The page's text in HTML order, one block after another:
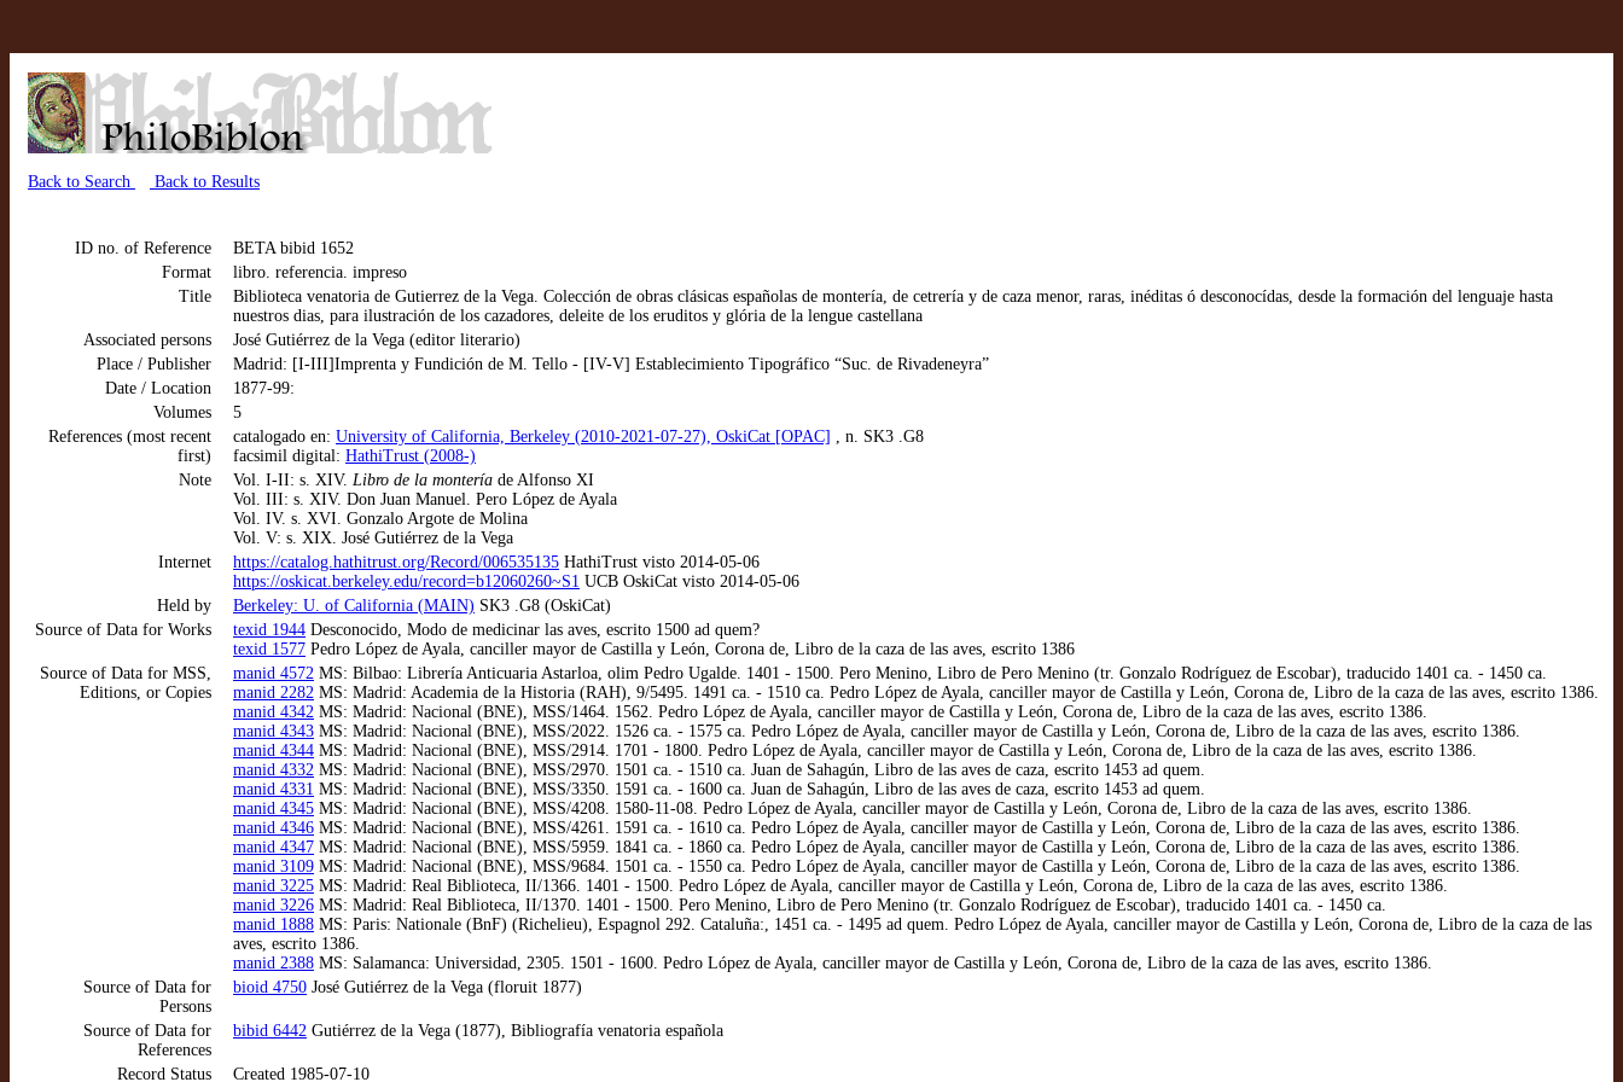
Back to Search Back to Results
ID no. of Reference
BETA bibid 1652
Format
libro. referencia. impreso
Title
Biblioteca venatoria de Gutierrez de la Vega. Colección de obras clásicas españolas de montería, de cetrería y de caza menor, raras, inéditas ó desconocídas, desde la formación del lenguaje hasta
nuestros dias, para ilustración de los cazadores, deleite de los eruditos y glória de la lengue castellana
Associated persons
José Gutiérrez de la Vega (editor literario)
Place / Publisher
Madrid: [I-III]Imprenta y Fundición de M. Tello - [IV-V] Establecimiento Tipográfico “Suc. de Rivadeneyra”
Date / Location
1877-99:
Volumes
5
References (most recent
first)
catalogado en: University of California, Berkeley (2010-2021-07-27), OskiCat [OPAC] , n. SK3 .G8
facsimil digital: HathiTrust (2008-)
Note
Vol. I-II: s. XIV. Libro de la montería de Alfonso XI
Vol. III: s. XIV. Don Juan Manuel. Pero López de Ayala
Vol. IV. s. XVI. Gonzalo Argote de Molina
Vol. V: s. XIX. José Gutiérrez de la Vega
Internet
https://catalog.hathitrust.org/Record/006535135 HathiTrust visto 2014-05-06
https://oskicat.berkeley.edu/record=b12060260~S1 UCB OskiCat visto 2014-05-06
Held by
Berkeley: U. of California (MAIN) SK3 .G8 (OskiCat)
Source of Data for Works
texid 1944 Desconocido, Modo de medicinar las aves, escrito 1500 ad quem?
texid 1577 Pedro López de Ayala, canciller mayor de Castilla y León, Corona de, Libro de la caza de las aves, escrito 1386
Source of Data for MSS,
Editions, or Copies
manid 4572 MS: Bilbao: Librería Anticuaria Astarloa, olim Pedro Ugalde. 1401 - 1500. Pero Menino, Libro de Pero Menino (tr. Gonzalo Rodríguez de Escobar), traducido 1401 ca. - 1450 ca.
manid 2282 MS: Madrid: Academia de la Historia (RAH), 9/5495. 1491 ca. - 1510 ca. Pedro López de Ayala, canciller mayor de Castilla y León, Corona de, Libro de la caza de las aves, escrito 1386.
manid 4342 MS: Madrid: Nacional (BNE), MSS/1464. 1562. Pedro López de Ayala, canciller mayor de Castilla y León, Corona de, Libro de la caza de las aves, escrito 1386.
manid 4343 MS: Madrid: Nacional (BNE), MSS/2022. 1526 ca. - 1575 ca. Pedro López de Ayala, canciller mayor de Castilla y León, Corona de, Libro de la caza de las aves, escrito 1386.
manid 4344 MS: Madrid: Nacional (BNE), MSS/2914. 1701 - 1800. Pedro López de Ayala, canciller mayor de Castilla y León, Corona de, Libro de la caza de las aves, escrito 1386.
manid 4332 MS: Madrid: Nacional (BNE), MSS/2970. 1501 ca. - 1510 ca. Juan de Sahagún, Libro de las aves de caza, escrito 1453 ad quem.
manid 4331 MS: Madrid: Nacional (BNE), MSS/3350. 1591 ca. - 1600 ca. Juan de Sahagún, Libro de las aves de caza, escrito 1453 ad quem.
manid 4345 MS: Madrid: Nacional (BNE), MSS/4208. 1580-11-08. Pedro López de Ayala, canciller mayor de Castilla y León, Corona de, Libro de la caza de las aves, escrito 1386.
manid 4346 MS: Madrid: Nacional (BNE), MSS/4261. 1591 ca. - 1610 ca. Pedro López de Ayala, canciller mayor de Castilla y León, Corona de, Libro de la caza de las aves, escrito 1386.
manid 4347 MS: Madrid: Nacional (BNE), MSS/5959. 1841 ca. - 1860 ca. Pedro López de Ayala, canciller mayor de Castilla y León, Corona de, Libro de la caza de las aves, escrito 1386.
manid 3109 MS: Madrid: Nacional (BNE), MSS/9684. 1501 ca. - 1550 ca. Pedro López de Ayala, canciller mayor de Castilla y León, Corona de, Libro de la caza de las aves, escrito 1386.
manid 3225 MS: Madrid: Real Biblioteca, II/1366. 1401 - 1500. Pedro López de Ayala, canciller mayor de Castilla y León, Corona de, Libro de la caza de las aves, escrito 1386.
manid 3226 MS: Madrid: Real Biblioteca, II/1370. 1401 - 1500. Pero Menino, Libro de Pero Menino (tr. Gonzalo Rodríguez de Escobar), traducido 1401 ca. - 1450 ca.
manid 1888 MS: Paris: Nationale (BnF) (Richelieu), Espagnol 292. Cataluña:, 1451 ca. - 1495 ad quem. Pedro López de Ayala, canciller mayor de Castilla y León, Corona de, Libro de la caza de las
aves, escrito 1386.
manid 2388 MS: Salamanca: Universidad, 2305. 1501 - 1600. Pedro López de Ayala, canciller mayor de Castilla y León, Corona de, Libro de la caza de las aves, escrito 1386.
Source of Data for
Persons
bioid 4750 José Gutiérrez de la Vega (floruit 1877)
Source of Data for
References
bibid 6442 Gutiérrez de la Vega (1877), Bibliografía venatoria española
Record Status Created 1985-07-10